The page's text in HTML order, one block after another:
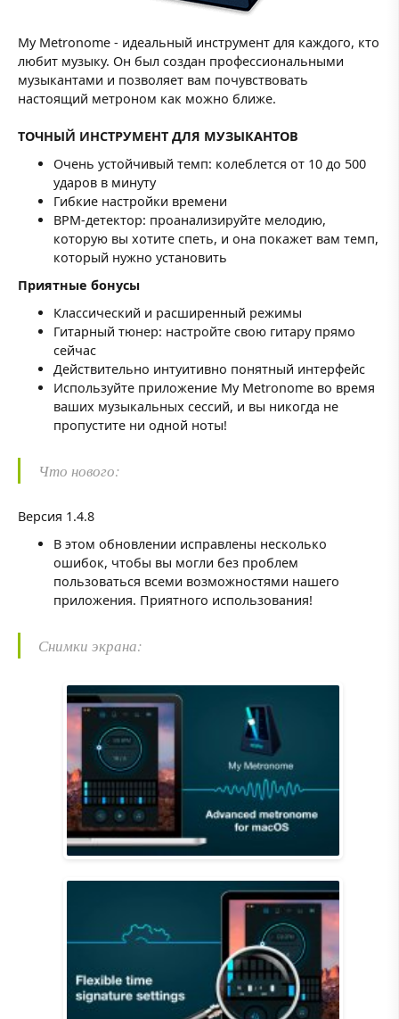
My Metronome - идеальный инструмент для каждого, кто
любит музыку. Он был создан профессиональными
музыкантами и позволяет вам почувствовать
настоящий метроном как можно ближе.
ТОЧНЫЙ ИНСТРУМЕНТ ДЛЯ МУЗЫКАНТОВ
Очень устойчивый темп: колеблется от 10 до 500
ударов в минуту
Гибкие настройки времени
BPM-детектор: проанализируйте мелодию,
которую вы хотите спеть, и она покажет вам темп,
который нужно установить
Приятные бонусы
Классический и расширенный режимы
Гитарный тюнер: настройте свою гитару прямо
сейчас
Действительно интуитивно понятный интерфейс
Используйте приложение My Metronome во время
ваших музыкальных сессий, и вы никогда не
пропустите ни одной ноты!
Что нового:
Версия 1.4.8
В этом обновлении исправлены несколько
ошибок, чтобы вы могли без проблем
пользоваться всеми возможностями нашего
приложения. Приятного использования!
Снимки экрана: